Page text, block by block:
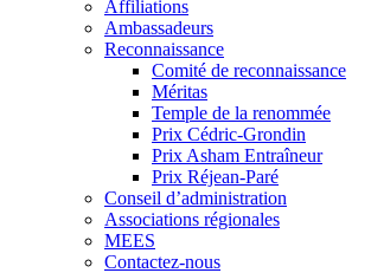
Affiliations
Ambassadeurs
Reconnaissance
Comité de reconnaissance
Méritas
Temple de la renommée
Prix Cédric-Grondin
Prix Asham Entraîneur
Prix Réjean-Paré
Conseil d’administration
Associations régionales
MEES
Contactez-nous